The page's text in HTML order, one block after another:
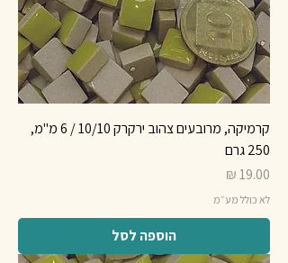
קרמיקה, מרובעים צהוב ירקרק 10/10 / 6 מ"מ,
250 גרם
מחיר
לא כולל מע״מ
הוספה לסל